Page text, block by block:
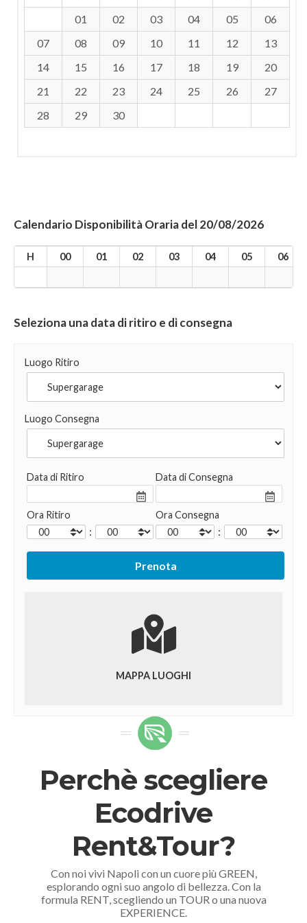
01 02 03 04 05
06
07
08 09 10 11 12
13
14
15 16 17 18 19
20
21
22 23 24 25 26
27
28
29 30
Calendario Disponibilità Oraria del 20/08/2026
H 00 01 02 03 04 05 06
Seleziona una data di ritiro e di consegna
Luogo Ritiro
Luogo Consegna
Data di Ritiro
Ora Ritiro
:
Data di Consegna
Ora Consegna
:
MAPPA LUOGHI
Perchè scegliere
Ecodrive
Rent&Tour?
Con noi vivi Napoli con un cuore più GREEN,
esplorando ogni suo angolo di bellezza. Con la
formula RENT, scegliendo un TOUR o una nuova
EXPERIENCE.